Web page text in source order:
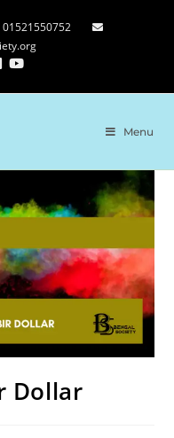
01521550752
Menu
Dollar